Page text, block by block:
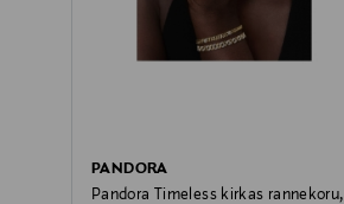
PANDORA
Pandora Timeless kirkas rannekoru,